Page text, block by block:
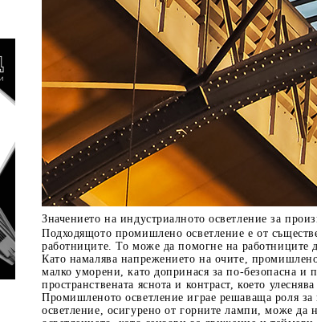
Значението на индустриалното осветление за
Подходящото промишлено осветление е от
работниците. То може да помогне на работниците
Като намалява напрежението на очите,
малко уморени, като допринася за по-безопасна и
пространствената яснота и контраст, което
Промишленото осветление играе решаваща роля
осветление, осигурено от горните лампи, може